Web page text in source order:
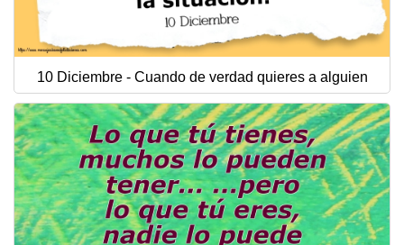
10 Diciembre - Cuando de verdad quieres a alguien